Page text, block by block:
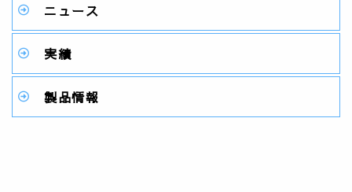
ニュース
実績
製品情報